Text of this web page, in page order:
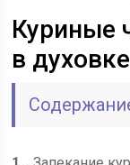
Куриные
в духовке